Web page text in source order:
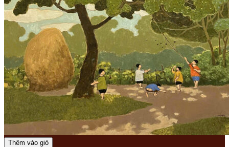
Thêm vào giỏ